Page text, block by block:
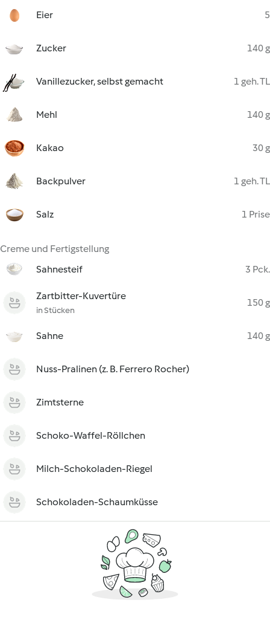
Eier 5
Zucker 140 g
Vanillezucker, selbst gemacht 1 geh. TL
Mehl 140 g
Kakao 30 g
Backpulver 1 geh. TL
Salz 1 Prise
Creme und Fertigstellung
Sahnesteif
3 Pck.
Zartbitter-Kuvertüre
in Stücken
150 g
Sahne 140 g
Nuss-Pralinen (z. B. Ferrero Rocher)
Zimtsterne
Schoko-Waffel-Röllchen
Milch-Schokoladen-Riegel
Schokoladen-Schaumküsse